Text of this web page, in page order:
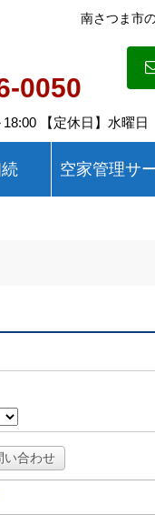
南さつま市
0050
18:00 【定休日】水曜日
空家管理サ
い合わせ